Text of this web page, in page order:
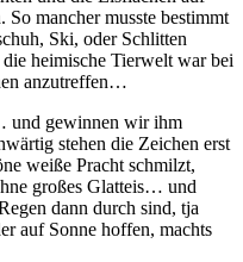
mancher musste bestimmt
Ski, oder Schlitten
heimische Tierwelt war bei
anzutreffen…
und gewinnen wir ihm
stehen die Zeichen erst
weiße Pracht schmilzt,
großes Glatteis… und
dann durch sind, tja
auf Sonne hoffen, machts